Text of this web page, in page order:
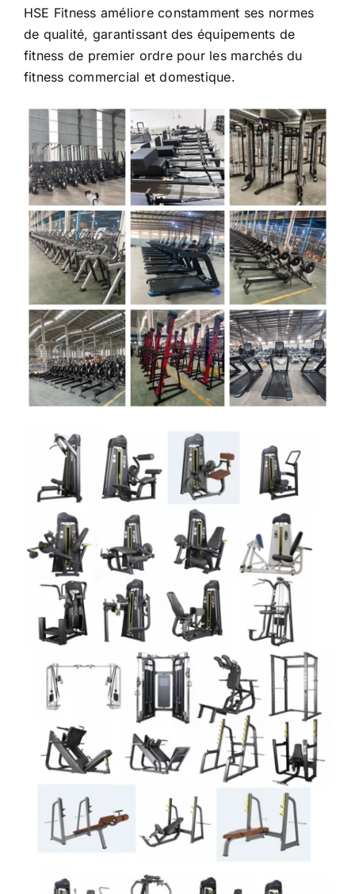
HSE Fitness améliore constamment ses normes
de qualité, garantissant des équipements de
fitness de premier ordre pour les marchés du
fitness commercial et domestique.